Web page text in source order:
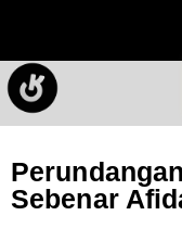
Sebenar